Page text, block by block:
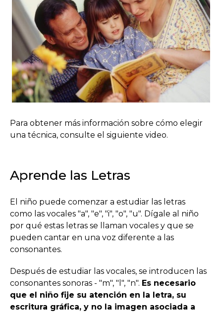
Para obtener más información sobre cómo elegir
una técnica, consulte el siguiente video.
Aprende las Letras
El niño puede comenzar a estudiar las letras
como las vocales "a", "e", "i", "o", "u". Dígale al niño
por qué estas letras se llaman vocales y que se
pueden cantar en una voz diferente a las
consonantes.
Después de estudiar las vocales, se introducen las
consonantes sonoras - "m", "l", "n". Es necesario
que el niño fije su atención en la letra, su
escritura gráfica, y no la imagen asociada a